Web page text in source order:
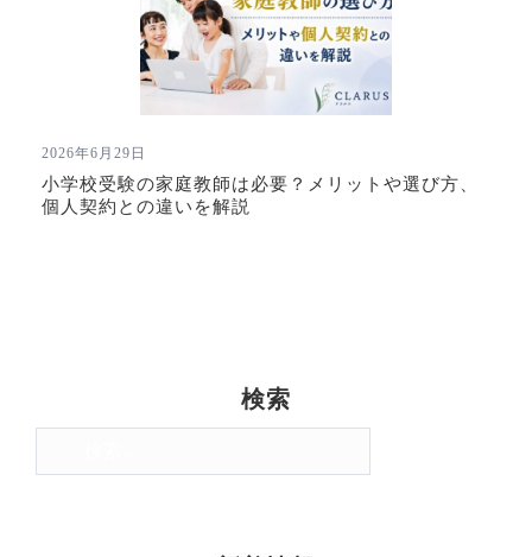
2026年6月29日
小学校受験の家庭教師は必要？メリットや選び方、
個人契約との違いを解説
検索
索: